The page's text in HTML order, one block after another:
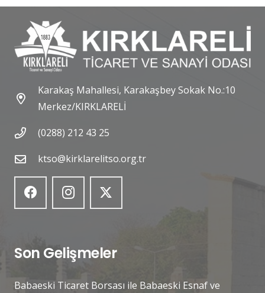
Karakaş Mahallesi, Karakaşbey Sokak No.:10
Merkez/KIRKLARELİ
(0288) 212 43 25
ktso@kirklarelitso.org.tr
Son Gelişmeler
Babaeski Ticaret Borsası ile Babaeski Esnaf ve